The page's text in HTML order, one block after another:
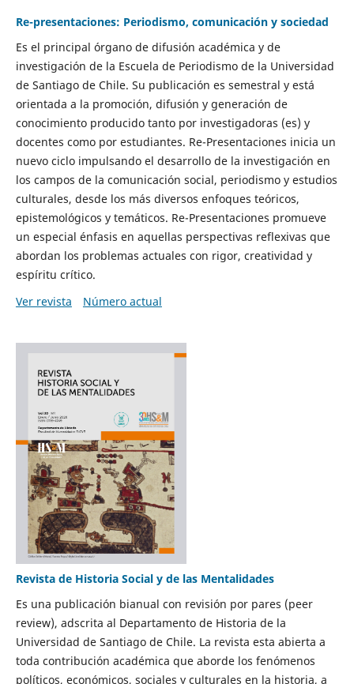
Re-presentaciones: Periodismo, comunicación y sociedad
Es el principal órgano de difusión académica y de
investigación de la Escuela de Periodismo de la Universidad
de Santiago de Chile. Su publicación es semestral y está
orientada a la promoción, difusión y generación de
conocimiento producido tanto por investigadoras (es) y
docentes como por estudiantes. Re-Presentaciones inicia un
nuevo ciclo impulsando el desarrollo de la investigación en
los campos de la comunicación social, periodismo y estudios
culturales, desde los más diversos enfoques teóricos,
epistemológicos y temáticos. Re-Presentaciones promueve
un especial énfasis en aquellas perspectivas reflexivas que
abordan los problemas actuales con rigor, creatividad y
espíritu crítico.
Ver revista
Número actual
Revista de Historia Social y de las Mentalidades
Es una publicación bianual con revisión por pares (peer
review), adscrita al Departamento de Historia de la
Universidad de Santiago de Chile. La revista esta abierta a
toda contribución académica que aborde los fenómenos
políticos, económicos, sociales y culturales en la historia, a